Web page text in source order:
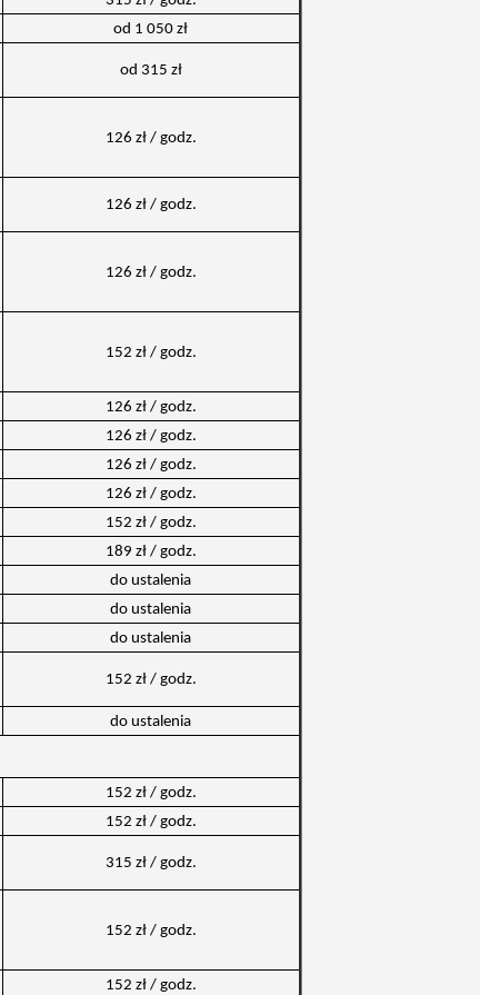
od 1 050 zł
od 315 zł
126 zł / godz.
126 zł / godz.
126 zł / godz.
152 zł / godz.
126 zł / godz.
126 zł / godz.
126 zł / godz.
126 zł / godz.
152 zł / godz.
189 zł / godz.
do ustalenia
do ustalenia
do ustalenia
152 zł / godz.
do ustalenia
152 zł / godz.
152 zł / godz.
315 zł / godz.
152 zł / godz.
152 zł / godz.